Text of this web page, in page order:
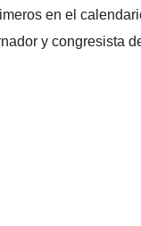
en el
y